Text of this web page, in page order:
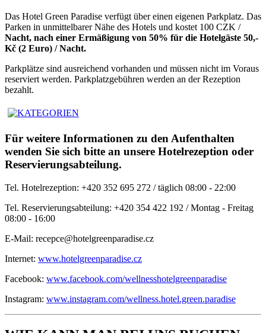
Das Hotel Green Paradise verfügt über einen eigenen Parkplatz. Das
Parken in unmittelbarer Nähe des Hotels und kostet 100 CZK /
Nacht, nach einer Ermäßigung von 50% für die Hotelgäste 50,-
Kč (2 Euro) / Nacht.
Parkplätze sind ausreichend vorhanden und müssen nicht im Voraus
reserviert werden. Parkplatzgebühren werden an der Rezeption
bezahlt.
Für weitere Informationen zu den Aufenthalten
wenden Sie sich bitte an unsere Hotelrezeption oder
Reservierungsabteilung.
Tel. Hotelrezeption: +420 352 695 272 / täglich 08:00 - 22:00
Tel. Reservierungsabteilung: +420 354 422 192 / Montag - Freitag
08:00 - 16:00
E-Mail: recepce@hotelgreenparadise.cz
Internet: www.hotelgreenparadise.cz
Facebook: www.facebook.com/wellnesshotelgreenparadise
Instagram: www.instagram.com/wellness.hotel.green.paradise